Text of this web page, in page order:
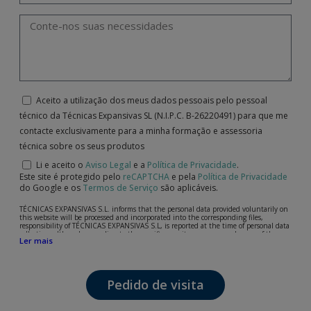
Aceito a utilização dos meus dados pessoais pelo pessoal
técnico da Técnicas Expansivas SL (N.I.P.C. B-26220491) para que me
contacte exclusivamente para a minha formação e assessoria
técnica sobre os seus produtos
Li e aceito o Aviso Legal e a Política de Privacidade.
Este site é protegido pelo reCAPTCHA e pela Política de Privacidade
do Google e os Termos de Serviço são aplicáveis.
TÉCNICAS EXPANSIVAS S.L. informs that the personal data provided voluntarily on
this website will be processed and incorporated into the corresponding files,
responsibility of TÉCNICAS EXPANSIVAS S.L, is reported at the time of personal data
collection, although, according to the specific case, its purpose may be any of the
following: attention to your referred request, complaint or question, established
The data in our files are strictly confidential and shall be treated with the utmost
confidentiality and shall comply with all the requirements provided for the General
Data Protection Regulation (GDPR) 2016.
Ler mais
Pedido de visita